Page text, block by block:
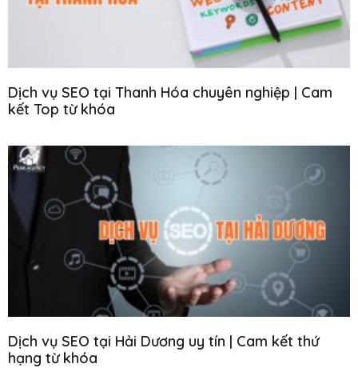
Dịch vụ SEO tại Thanh Hóa chuyên nghiệp | Cam
kết Top từ khóa
Dịch vụ SEO tại Hải Dương uy tín | Cam kết thứ
hạng từ khóa